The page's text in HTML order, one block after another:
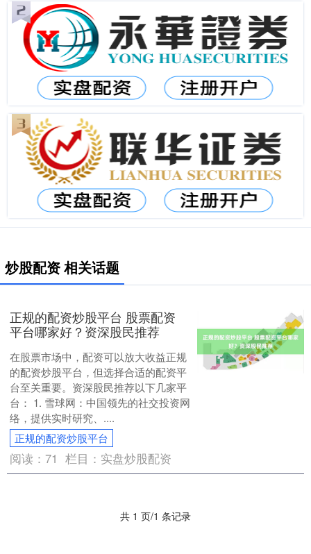
炒股配资 相关话题
正规的配资炒股平台 股票配资
平台哪家好？资深股民推荐
在股票市场中，配资可以放大收益正规
的配资炒股平台，但选择合适的配资平
台至关重要。资深股民推荐以下几家平
台： 1. 雪球网：中国领先的社交投资网
络，提供实时研究、....
正规的配资炒股平台
阅读：71 栏目： 实盘炒股配资
共 1 页/1 条记录